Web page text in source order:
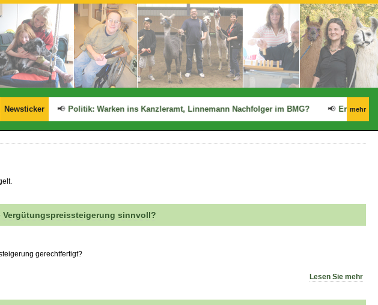
Newsticker
Kraft! 📢 Politik: Warken ins Kanzleramt, Linnemann Nachfolger im BMG? Ergo: mehr
Vergütungspreissteigerung sinnvoll?
gerechtfertigt?
Lesen Sie mehr